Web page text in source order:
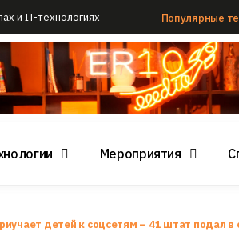
и IT-технологиях Популярные
Мероприятия
детей к соцсетям – 41 штат подал в